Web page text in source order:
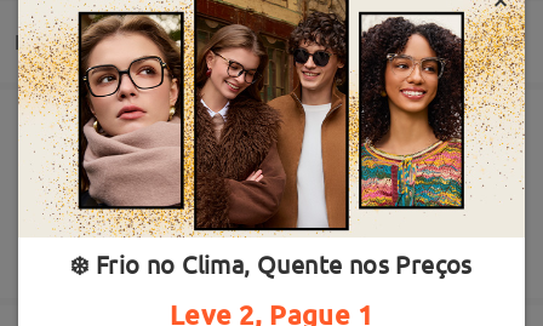
Ottimi occhiali, mi piacciono moltissimo! Sono
resistenti e davvero molto belli
by Luca onJan 19 , 2026
Escrever uma Avaliação
Entrega
Pedido realizado
tempo de processamento
8 a 11 dias úteis detalhes
Revestimento resistente ao aranhão incluído
Devolução e Troca por 60 dias
Garantia de 365 dias
Até 4x sem juros
❄️ Frio no Clima, Quente nos Preços
Leve 2, Pague 1